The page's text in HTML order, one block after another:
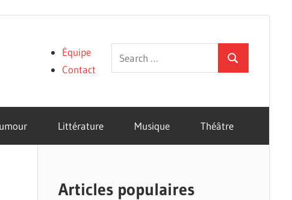
Search
for:
Search
Équipe
Contact
Littérature Musique Théâtre
Articles populaires